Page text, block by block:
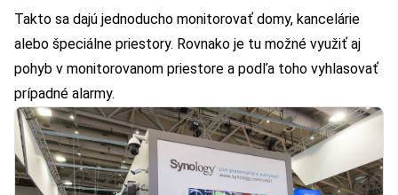
Takto sa dajú jednoducho monitorovať domy, kancelárie
alebo špeciálne priestory. Rovnako je tu možné využiť aj
pohyb v monitorovanom priestore a podľa toho vyhlasovať
prípadné alarmy.